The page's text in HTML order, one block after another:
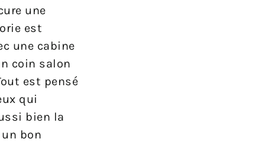
une
est
une cabine
coin salon
est pensé
qui
bien la
bon